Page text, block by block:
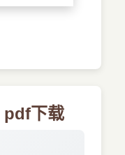
pdf下载